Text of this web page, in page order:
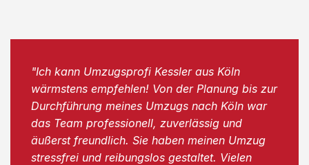
"Ich kann Umzugsprofi Kessler aus Köln
wärmstens empfehlen! Von der Planung bis zur
Durchführung meines Umzugs nach Köln war
das Team professionell, zuverlässig und
äußerst freundlich. Sie haben meinen Umzug
stressfrei und reibungslos gestaltet. Vielen